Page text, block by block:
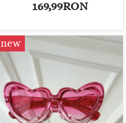
169,99RON
new